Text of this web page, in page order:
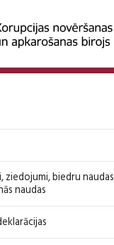
ziedojumi, biedru naudas
naudas